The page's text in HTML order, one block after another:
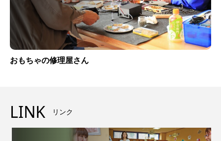
おもちゃの修理屋さん
LINK リンク